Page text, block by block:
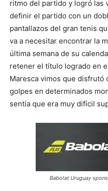
ritmo del partido y logró las
definir el partido con un
pantallazos del gran tenis
va a necesitar encontrar la
última semana de su
retener el título logrado en
Maresca vimos que
golpes en determinados
sentía que era muy difícil
Babolat Uruguay